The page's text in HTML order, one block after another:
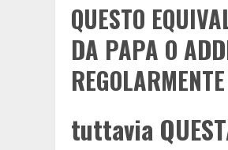
QUESTO
DA PAPA O
tuttavia